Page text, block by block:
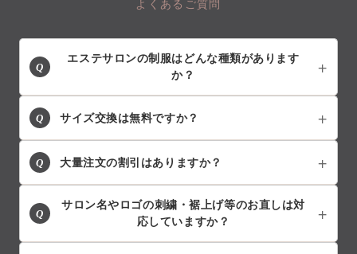
よくあるご質問
Q
エステサロンの制服はどんな種類があります
か？
Q サイズ交換は無料ですか？
Q 大量注文の割引はありますか？
Q
サロン名やロゴの刺繍・裾上げ等のお直しは対
応していますか？